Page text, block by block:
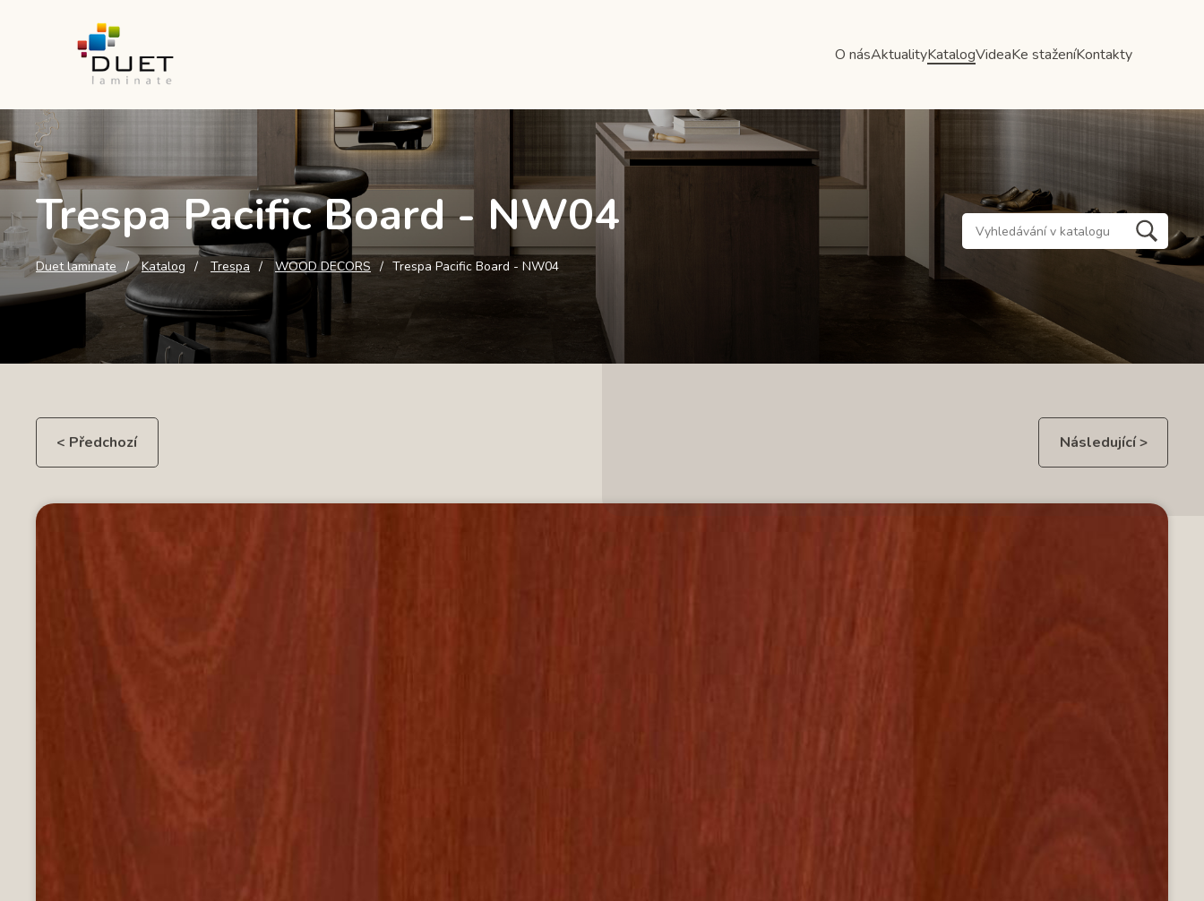
O násAktualityKatalogVideaKe staženíKontakty
Trespa Pacific Board - NW04
Duet laminate Katalog Trespa WOOD DECORS Trespa Pacific Board - NW04
< Předchozí Následující >